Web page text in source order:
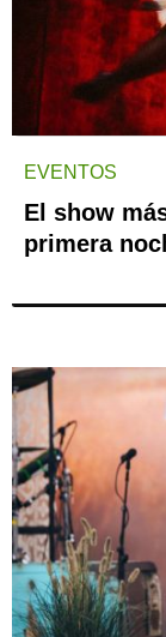
EVENTOS
El show
primera